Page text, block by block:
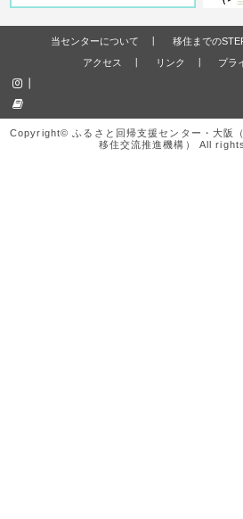
当センターについて 移住までの
アクセス
リンク プラ
Copyright© ふるさと回帰支援センター・大阪
移住交流推進機構） All